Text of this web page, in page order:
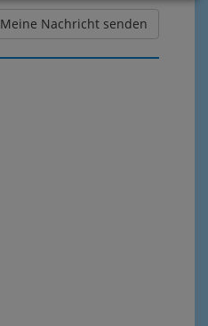
Meine Nachricht senden